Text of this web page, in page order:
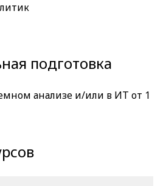
подготовка
анализе и/или в ИТ от 1